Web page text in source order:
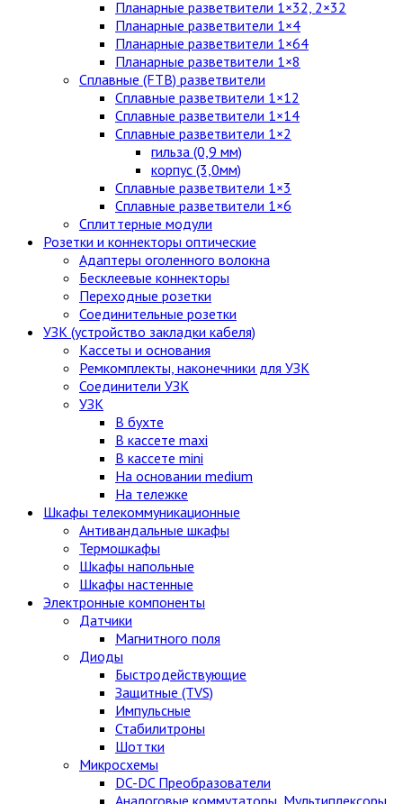
Планарные разветвители 1×32, 2×32
Планарные разветвители 1×4
Планарные разветвители 1×64
Планарные разветвители 1×8
Сплавные (FTB) разветвители
Сплавные разветвители 1×12
Сплавные разветвители 1×14
Сплавные разветвители 1×2
гильза (0,9 мм)
корпус (3,0мм)
Сплавные разветвители 1×3
Сплавные разветвители 1×6
Сплиттерные модули
Розетки и коннекторы оптические
Адаптеры оголенного волокна
Бесклеевые коннекторы
Переходные розетки
Соединительные розетки
УЗК (устройство закладки кабеля)
Кассеты и основания
Ремкомплекты, наконечники для УЗК
Соединители УЗК
УЗК
В бухте
В кассете maxi
В кассете mini
На основании medium
На тележке
Шкафы телекоммуникационные
Антивандальные шкафы
Термошкафы
Шкафы напольные
Шкафы настенные
Электронные компоненты
Датчики
Магнитного поля
Диоды
Быстродействующие
Защитные (TVS)
Импульсные
Стабилитроны
Шоттки
Микросхемы
DC-DC Преобразователи
Аналоговые коммутаторы, Мультиплексоры,